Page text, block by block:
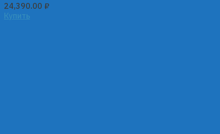
24,390.00 ₽
Купить